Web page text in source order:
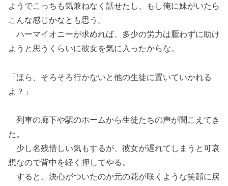
ようでこっちも気兼ねなく話せたし、もし俺に妹がいたら
こんな感じかなとも思う。
ハーマイオニーが求めれば、多少の労力は厭わずに助け
ようと思うくらいに彼女を気に入ったからな。
「ほら、そろそろ行かないと他の生徒に置いていかれる
よ？」
列車の廊下や駅のホームから生徒たちの声が聞こえてき
た。
少し名残惜しい気もするが、彼女が遅れてしまうと可哀
想なので背中を軽く押してやる。
すると、決心がついたのか元の花が咲くような笑顔に戻